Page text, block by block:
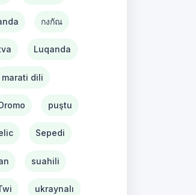
กงกัณ
Luqanda
marati dili
puştu
Sepedi
suahili
ukraynalı